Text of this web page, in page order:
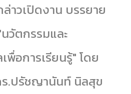
าวเปิดงาน บรรยาย
วัตกรรมและ
พื่อการเรียนรู้" โดย
ร.ปรัชญานันท์ นิลสุข